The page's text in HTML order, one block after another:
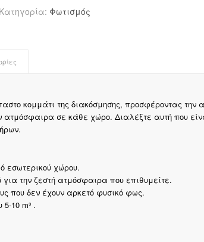
Κατηγορία: Φωτισμός
κομμάτι της διακόσμησης, προσφέροντας την
ατμόσφαιρα σε κάθε χώρο. Διαλέξτε αυτή που
εσωτερικού χώρου.
την ζεστή ατμόσφαιρα που επιθυμείτε.
που δεν έχουν αρκετό φυσικό φως.
10 m³ .